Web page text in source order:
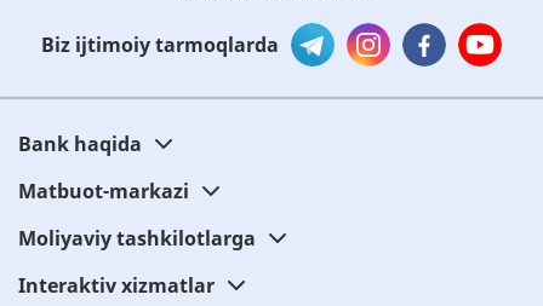
Biz ijtimoiy tarmoqlarda
Bank haqida
Matbuot-markazi
Moliyaviy tashkilotlarga
Interaktiv xizmatlar